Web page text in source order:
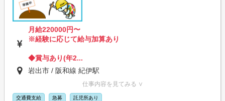
月給220000円〜
※経験に応じて給与加算あり
◆賞与あり(年2...
岩出市 / 阪和線 紀伊駅
仕事内容を見てみる ∨
交通費支給 急募 託児所あり